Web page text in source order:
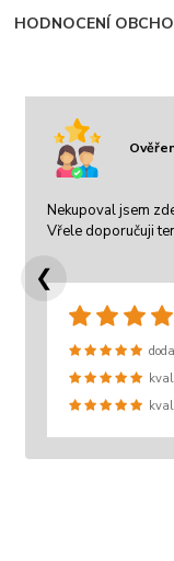
HODNOCENÍ
Nekupoval jsem
Vřele doporučuji
❮